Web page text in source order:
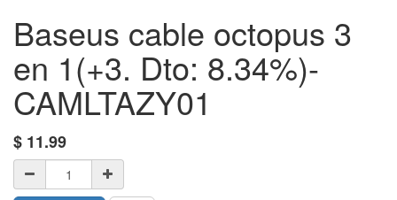
Baseus cable octopus 3
en 1(+3. Dto: 8.34%)-
CAMLTAZY01
$ 11.99